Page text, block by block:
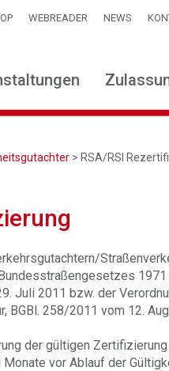
WEBREADER NEWS
> RSA/RSI
1971
Juli 2011 bzw. der
BGBl. 258/2011 vom 12.
der gültigen
vor Ablauf der